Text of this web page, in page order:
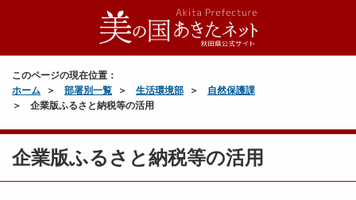
このページの現在位置：
ホーム
部署別一覧 生活環境部
自然保護課
企業版ふるさと納税等の活用
企業版ふるさと納税等の活用